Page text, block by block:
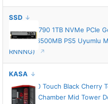
SSD
Lexar NM790 1TB NVMe PCIe
– Yazma 6500MB PS5 Uyumlu
RNNNG)
KASA
HYTE Y70 Touch Black Cherry
ATX Dual Chamber Mid Tower